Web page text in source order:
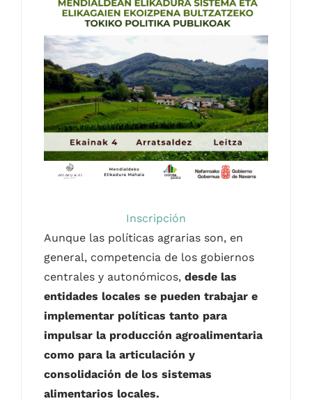
Inscripción
Aunque las políticas agrarias son, en
general, competencia de los gobiernos
centrales y autonómicos,desde las
entidades locales se pueden trabajar e
implementar políticas tanto para
impulsar la producción agroalimentaria
como para la articulación y
consolidación de los sistemas
alimentarios locales.